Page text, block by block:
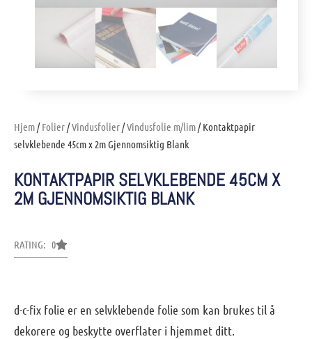
Hjem/Folier/Vindusfolier/Vindusfolie m/lim/ Kontaktpapir
selvklebende 45cm x 2m Gjennomsiktig Blank
KONTAKTPAPIR SELVKLEBENDE 45CM X
2M GJENNOMSIKTIG BLANK
RATING: 0
d-c-fix folie er en selvklebende folie som kan brukes til å
dekorere og beskytte overflater i hjemmet ditt.